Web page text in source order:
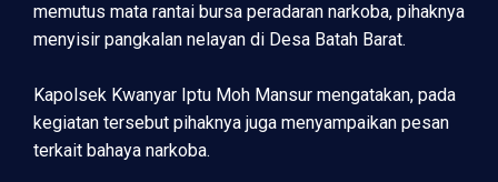
memutus mata rantai bursa peradaran narkoba, pihaknya
menyisir pangkalan nelayan di Desa Batah Barat.
Kapolsek Kwanyar Iptu Moh Mansur mengatakan, pada
kegiatan tersebut pihaknya juga menyampaikan pesan
terkait bahaya narkoba.